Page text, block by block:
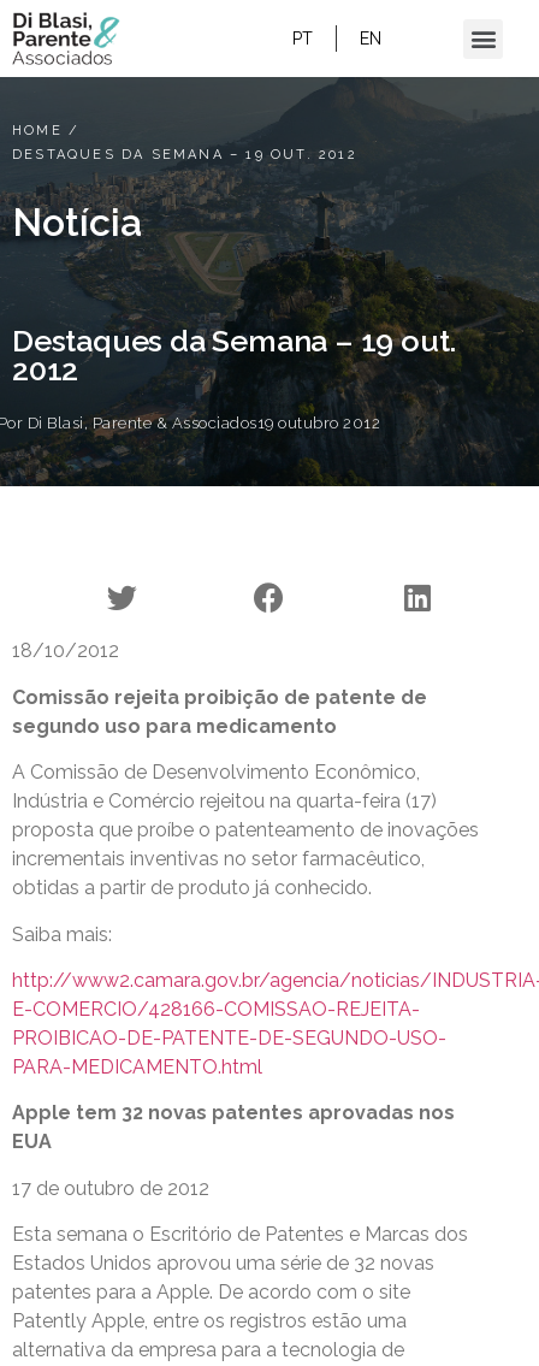
PT EN
HOME /
DESTAQUES DA SEMANA – 19 OUT. 2012
Notícia
Destaques da Semana – 19 out.
2012
Di Blasi, Parente & Associados19 outubro 2012
18/10/2012
Comissão rejeita proibição de patente de
segundo uso para medicamento
A Comissão de Desenvolvimento Econômico,
Indústria e Comércio rejeitou na quarta-feira (17)
proposta que proíbe o patenteamento de inovações
incrementais inventivas no setor farmacêutico,
obtidas a partir de produto já conhecido.
Saiba mais:
http://www2.camara.gov.br/agencia/noticias/
E-COMERCIO/428166-COMISSAO-REJEITA-
PROIBICAO-DE-PATENTE-DE-SEGUNDO-USO-
PARA-MEDICAMENTO.html
Apple tem 32 novas patentes aprovadas nos
EUA
17 de outubro de 2012
Esta semana o Escritório de Patentes e Marcas dos
Estados Unidos aprovou uma série de 32 novas
patentes para a Apple. De acordo com o site
Patently Apple, entre os registros estão uma
alternativa da empresa para a tecnologia de